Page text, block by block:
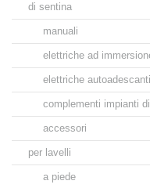
di sentina
manuali
elettriche ad
elettriche autoadescanti
complementi impianti
accessori
per lavelli
a piede